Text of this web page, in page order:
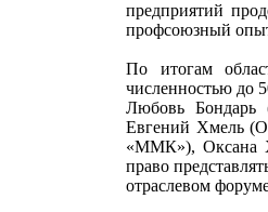
предприятий
профсоюзный
По итогам
численностью до
Любовь
Евгений Хмель
«ММК»), Оксана
право
отраслевом